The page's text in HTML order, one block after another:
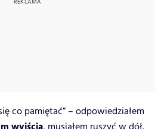
co pamiętać” – odpowiedziałem